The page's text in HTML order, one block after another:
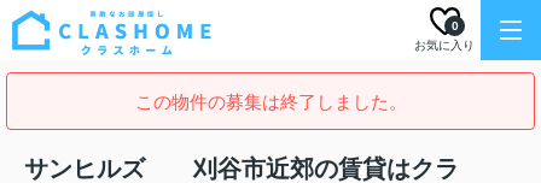
お気に入り
0
この物件の募集は終了しました。
サンヒルズ 刈谷市近郊の賃貸はクラ